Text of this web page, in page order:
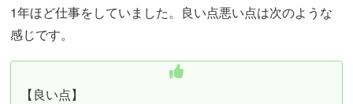
1年ほど仕事をしていました。良い点悪い点は次のような
感じです。
【良い点】